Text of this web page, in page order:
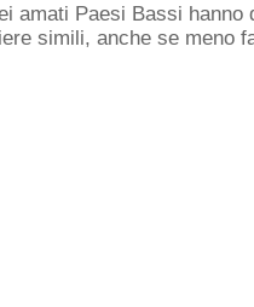
amati Paesi Bassi
simili, anche se meno